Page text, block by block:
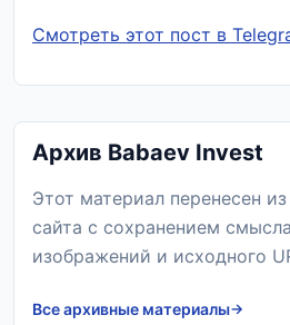
Смотреть этот пост в
Архив Babaev Invest
Этот материал перенесен
сайта с сохранением
изображений и исходного
Все архивные материалы